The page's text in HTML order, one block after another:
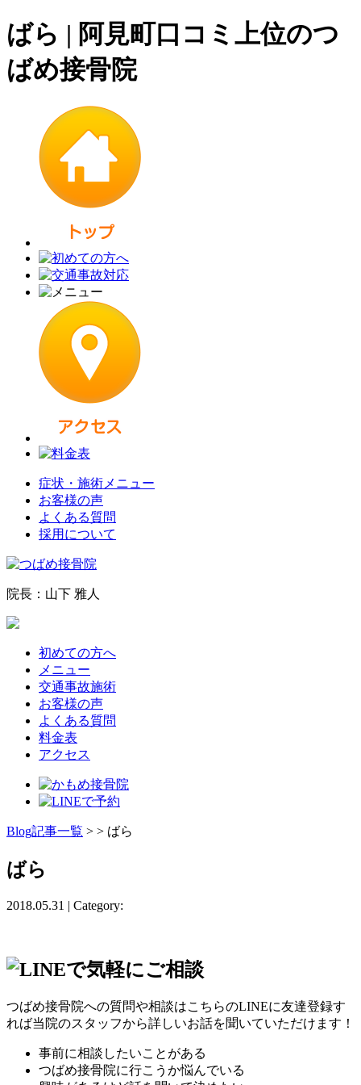
ばら | 阿見町口コミ上位のつ
ばめ接骨院
症状・施術メニュー
お客様の声
よくある質問
採用について
院長：山下 雅人
初めての方へ
メニュー
交通事故施術
お客様の声
よくある質問
料金表
アクセス
Blog記事一覧 > > ばら
ばら
2018.05.31 | Category:
つばめ接骨院への質問や相談はこちらのLINEに友達登録す
れば当院のスタッフから詳しいお話を聞いていただけます！
事前に相談したいことがある
つばめ接骨院に行こうか悩んでいる